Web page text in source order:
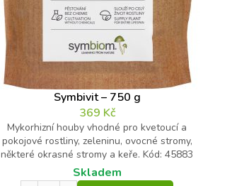
Symbivit – 750 g
369 Kč
Mykorhizní houby vhodné pro kvetoucí a
pokojové rostliny, zeleninu, ovocné stromy,
některé okrasné stromy a keře. Kód: 45883
Skladem